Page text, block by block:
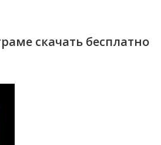
скачать бесплатно